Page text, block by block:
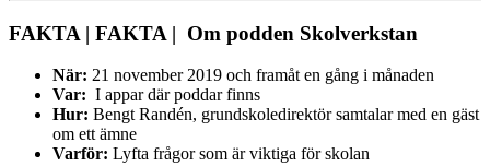
FAKTA | FAKTA | Om podden Skolverkstan
När: 21 november 2019 och framåt en gång i månaden
Var: I appar där poddar finns
Hur: Bengt Randén, grundskoledirektör samtalar med en gäst
om ett ämne
Varför: Lyfta frågor som är viktiga för skolan